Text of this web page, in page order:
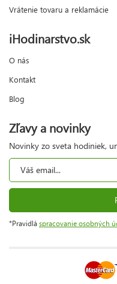
Vrátenie tovaru a reklamácie
iHodinarstvo.sk
O nás
Kontakt
Blog
Zľavy a novinky
Novinky zo sveta hodiniek,
*Pravidlá spracovanie osobných